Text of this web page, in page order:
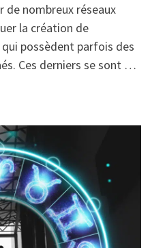
de nombreux réseaux
la création de
possèdent parfois des
Ces derniers se sont …